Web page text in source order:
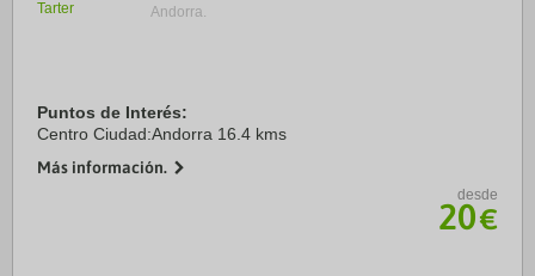
Andorra.
Puntos de Interés:
Centro Ciudad:Andorra 16.4 kms
Más información.
desde
20€